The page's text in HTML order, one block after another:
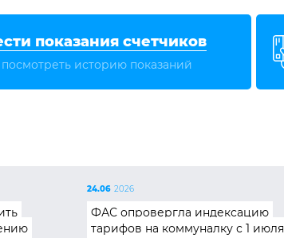
показания счетчиков
историю показаний
24.06 2026
ФАС опровергла индексацию
тарифов на коммуналку с 1 июля